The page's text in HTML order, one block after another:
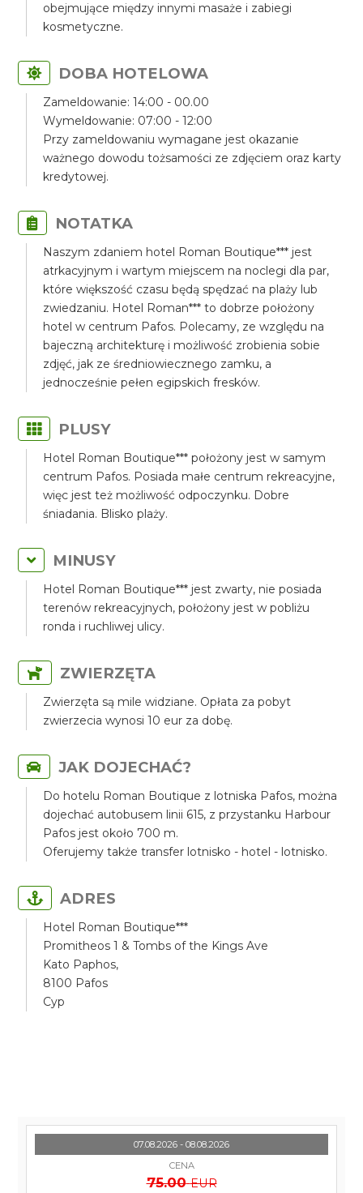
obejmujące między innymi masaże i zabiegi
kosmetyczne.
DOBA HOTELOWA
Zameldowanie: 14:00 - 00.00
Wymeldowanie: 07:00 - 12:00
Przy zameldowaniu wymagane jest okazanie
ważnego dowodu tożsamości ze zdjęciem oraz karty
kredytowej.
NOTATKA
Naszym zdaniem hotel Roman Boutique*** jest
atrkacyjnym i wartym miejscem na noclegi dla par,
które większość czasu będą spędzać na plaży lub
zwiedzaniu. Hotel Roman*** to dobrze położony
hotel w centrum Pafos. Polecamy, ze względu na
bajeczną architekturę i możliwość zrobienia sobie
zdjęć, jak ze średniowiecznego zamku, a
jednocześnie pełen egipskich fresków.
PLUSY
Hotel Roman Boutique*** położony jest w samym
centrum Pafos. Posiada małe centrum rekreacyjne,
więc jest też możliwość odpoczynku. Dobre
śniadania. Blisko plaży.
MINUSY
Hotel Roman Boutique*** jest zwarty, nie posiada
terenów rekreacyjnych, położony jest w pobliżu
ronda i ruchliwej ulicy.
ZWIERZĘTA
Zwierzęta są mile widziane. Opłata za pobyt
zwierzecia wynosi 10 eur za dobę.
JAK DOJECHAĆ?
Do hotelu Roman Boutique z lotniska Pafos, można
dojechać autobusem linii 615, z przystanku Harbour
Pafos jest około 700 m.
Oferujemy także transfer lotnisko - hotel - lotnisko.
ADRES
Hotel Roman Boutique***
Promitheos 1 & Tombs of the Kings Ave
Kato Paphos,
8100 Pafos
Cyp
07.08.2026 - 08.08.2026
CENA
75.00 EUR